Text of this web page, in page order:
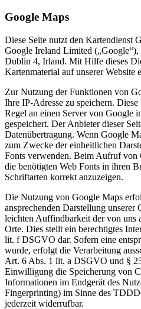
Google Maps
Diese Seite nutzt den Kartendienst
Google Ireland Limited
Dublin 4, Irland. Mit Hilfe dieses
Kartenmaterial auf unserer Website
Zur Nutzung der Funktionen von
Ihre IP-Adresse zu speichern.
Regel an einen Server von Google
gespeichert. Der Anbieter dieser
Datenübertragung. Wenn Google
zum Zwecke der einheitlichen
Fonts verwenden. Beim Aufruf
die benötigten Web Fonts in ihren
Schriftarten korrekt anzuzeigen.
Die Nutzung von Google Maps
ansprechenden Darstellung
leichten Auffindbarkeit der von uns
Orte. Dies stellt ein berechtigtes
lit. f DSGVO dar. Sofern eine
wurde, erfolgt die Verarbeitung
Art. 6 Abs. 1 lit. a DSGVO und §
Einwilligung die Speicherung von
Informationen im Endgerät des
Fingerprinting) im Sinne des
jederzeit widerrufbar.